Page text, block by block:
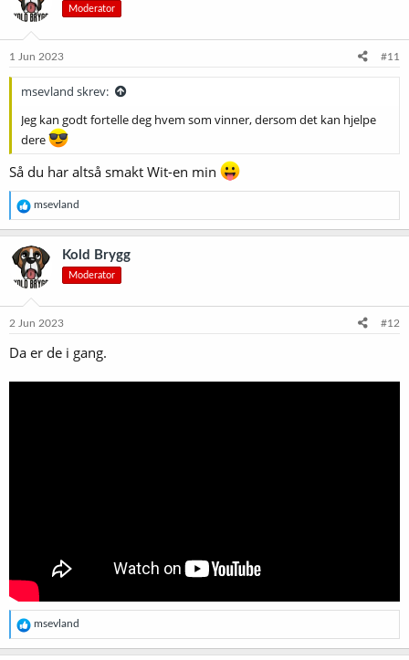
j
o
e
Moderator
1 Jun 2023 #11
msevland skrev:
Jeg kan godt fortelle deg hvem som vinner, dersom det kan hjelpe
dere
Så du har altså smakt Wit-en min
R
e
a
k
s
j
o
e
:
msevland
Kold Brygg
Moderator
2 Jun 2023 #12
Da er de i gang.
R
e
a
msevland